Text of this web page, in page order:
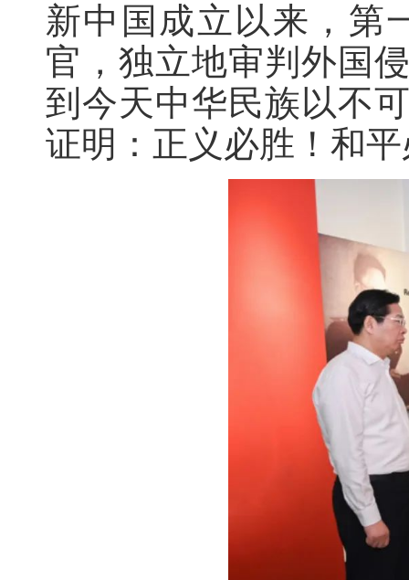
新中国成立以来，第
官，独立地审判外国
到今天中华民族以不
证明：正义必胜！和